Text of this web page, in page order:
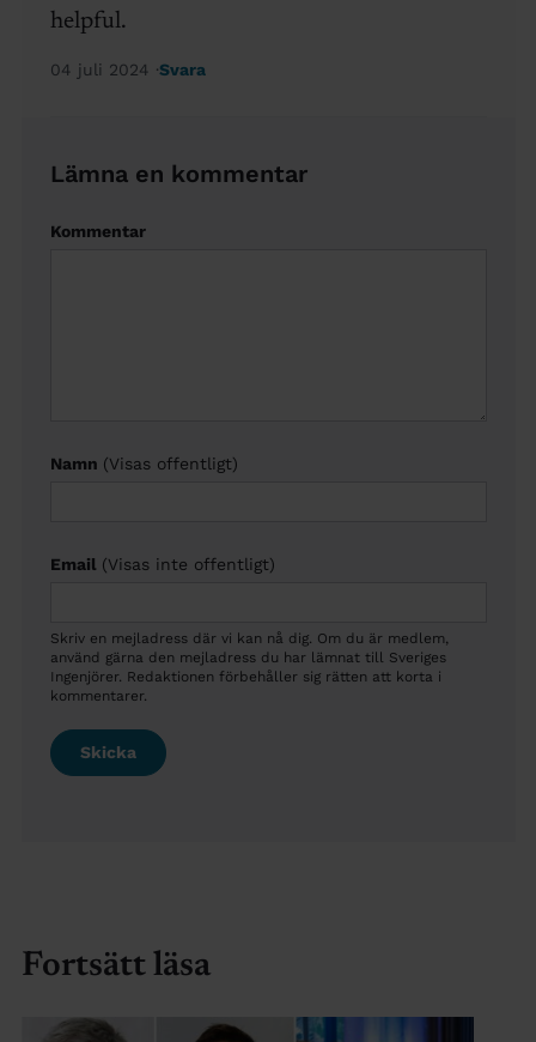
helpful.
04 juli 2024 Svara
Lämna en kommentar
Kommentar
Namn (Visas offentligt)
Email (Visas inte offentligt)
Skriv en mejladress där vi kan nå dig. Om du är medlem,
använd gärna den mejladress du har lämnat till Sveriges
Ingenjörer. Redaktionen förbehåller sig rätten att korta i
kommentarer.
Fortsätt läsa